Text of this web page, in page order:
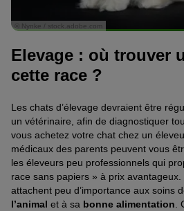
© Nynke / stock.adobe.com
Elevage : où trouver
cette race ?
Les chats d’élevage devraient être
un vétérinaire, afin de diagnostiquer
vous achetez votre chat chez un
médicaux des parents peuvent vous
les éleveurs peu professionnels qui
race sans papiers » à prix
attachent peu d’importance aux soins
l’animal et à sa bonne alimentation